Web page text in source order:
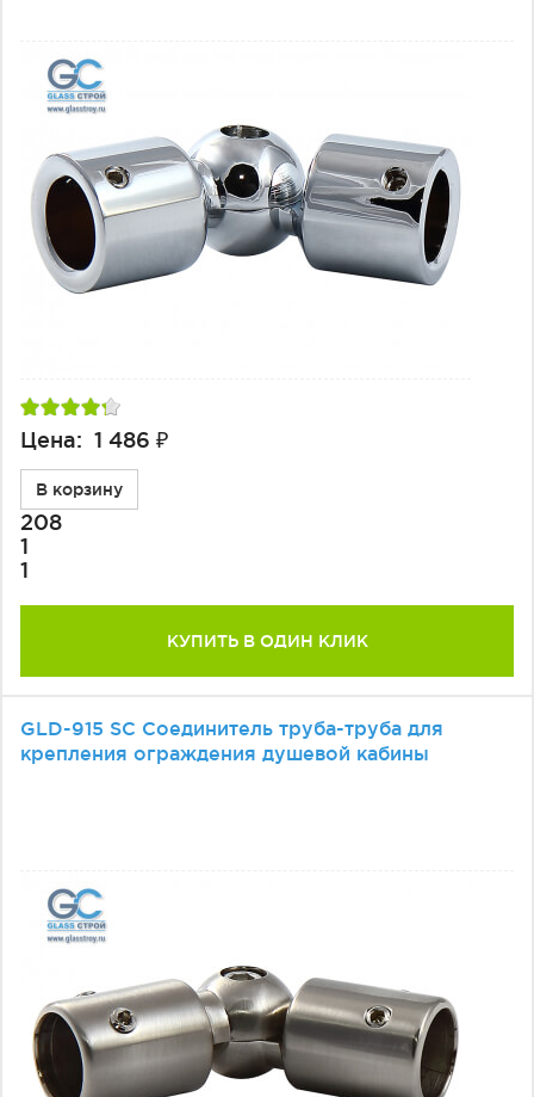
Цена: 1 486 ₽
В корзину
208
1
1
КУПИТЬ В ОДИН КЛИК
GLD-915 SС Соединитель труба-труба для
крепления ограждения душевой кабины